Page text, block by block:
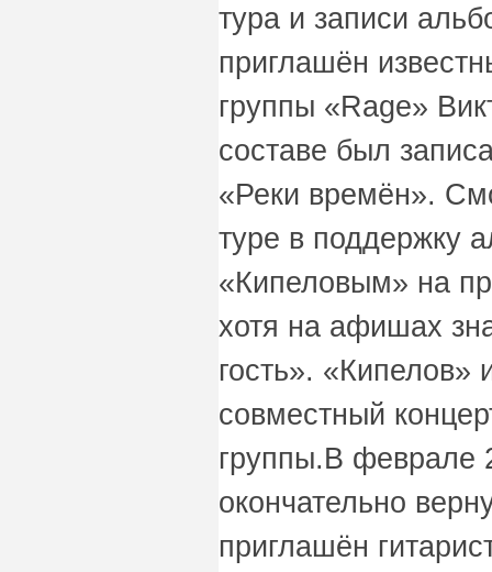
тура и записи
приглашён
группы «Rage»
составе был
«Реки времён».
туре в поддержку
«Кипеловым» на
хотя на афишах
гость». «Кипелов»
совместный
группы.В феврале
окончательно
приглашён